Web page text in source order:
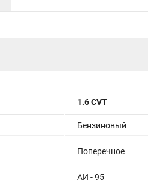
1.6 CVT
Бензиновый
Поперечное
АИ - 95